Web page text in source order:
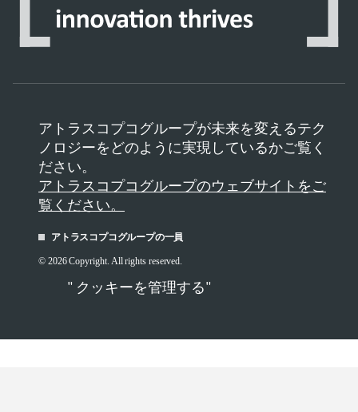
アトラスコプコグループが未来を変えるテク
ノロジーをどのように実現しているかご覧く
ださい。
アトラスコプコグループのウェブサイトをご
覧ください。
アトラスコプコグループの一員
" クッキーを管理する"
© 2026 Copyright. All rights reserved.